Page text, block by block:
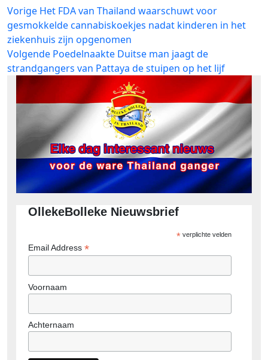
Bericht
navigatie
Vorige Vorig
bericht:
Het FDA van Thailand waarschuwt voor
gesmokkelde cannabiskoekjes nadat kinderen in het
ziekenhuis zijn opgenomen
Volgende Volgend
bericht:
Poedelnaakte Duitse man jaagt de
strandgangers van Pattaya de stuipen op het lijf
OllekeBolleke Nieuwsbrief
*verplichte velden
Email Address *
Voornaam
Achternaam